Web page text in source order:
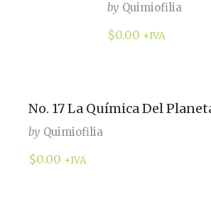
by Quimiofilia
$0.00 +IVA
No. 17 La Química Del
by Quimiofilia
$0.00 +IVA